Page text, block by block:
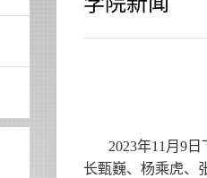
2023年11月9
长甄巍、杨乘虎、